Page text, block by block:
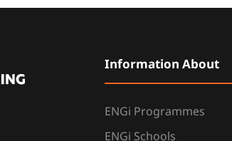
Information About
ENGi Programmes
ENGi Schools